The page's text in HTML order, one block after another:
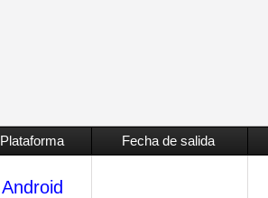
Plataforma Fecha de salida
Android